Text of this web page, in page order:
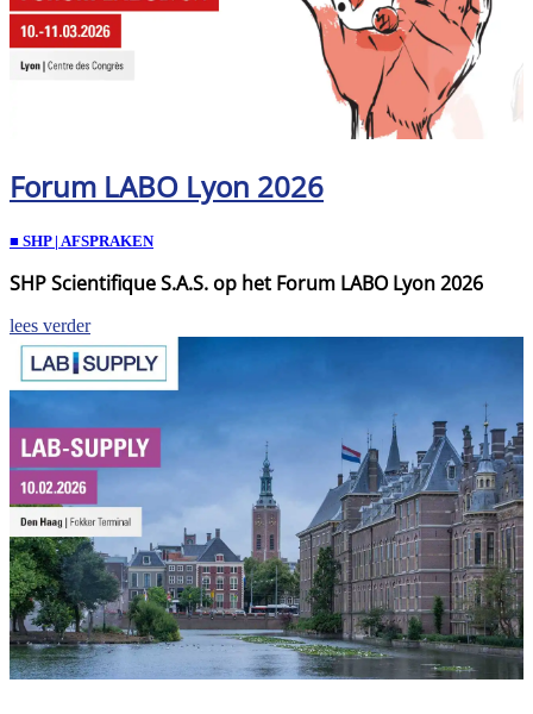
Forum LABO Lyon 2026
■ SHP | AFSPRAKEN
SHP Scientifique S.A.S. op het Forum LABO Lyon 2026
lees verder